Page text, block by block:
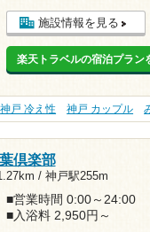
施設情報を見る
楽天トラベルの宿泊プラン
神戸 冷え性 神戸 カップル
倶楽部
/ 神戸駅255m
■営業時間 0:00～24:00
■入浴料 2,950円～